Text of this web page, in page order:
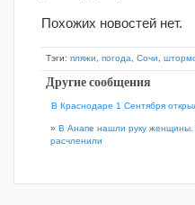
Похожих новостей нет.
Тэги: пляжи погода Сочи
Другие сообщения
В Краснодаре 1 Сентября
» В Анапе нашли руку женщины.
расчленили